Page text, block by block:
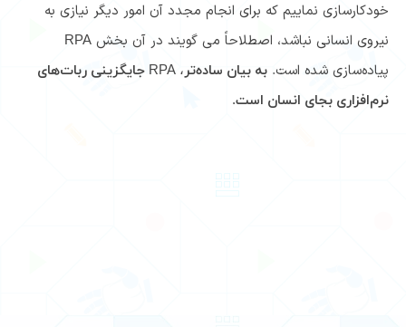
خودکار‌سازی نماییم که برای انجام مجدد آن امور دیگر نیازی به
نیروی انسانی نباشد، اصطلاحاً می گویند در آن بخش RPA
پیاده‌سازی شده است.
به بیان ساده‌تر، RPA جایگزینی ربات‌های
نرم‌افزاری بجای انسان است.